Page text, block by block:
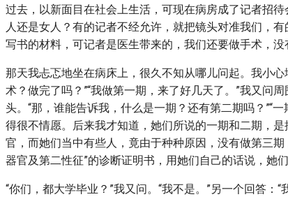
过去，以新面目在社会上生活，可现在病房成了记者招
人还是女人？有的记者不经允许，就把镜头对准我们，
写书的材料，可记者是医生带来的，我们还要做手术，没
那天我忐忑地坐在病床上，很久不知从哪儿问起。我小
术？做完了吗？”“我做第一期，来了好几天了。”我又问
头。“那，谁能告诉我，什么是一期？还有第二期吗？”“
得很不情愿。后来我才知道，她们所说的一期和二期，
官，而她们当中有些人，竟由于种种原因，没有做第三
器官及第二性征”的诊断证明书，用她们自己的话说，她
“你们，都大学毕业？”我又问。“我不是。”另一个回答：